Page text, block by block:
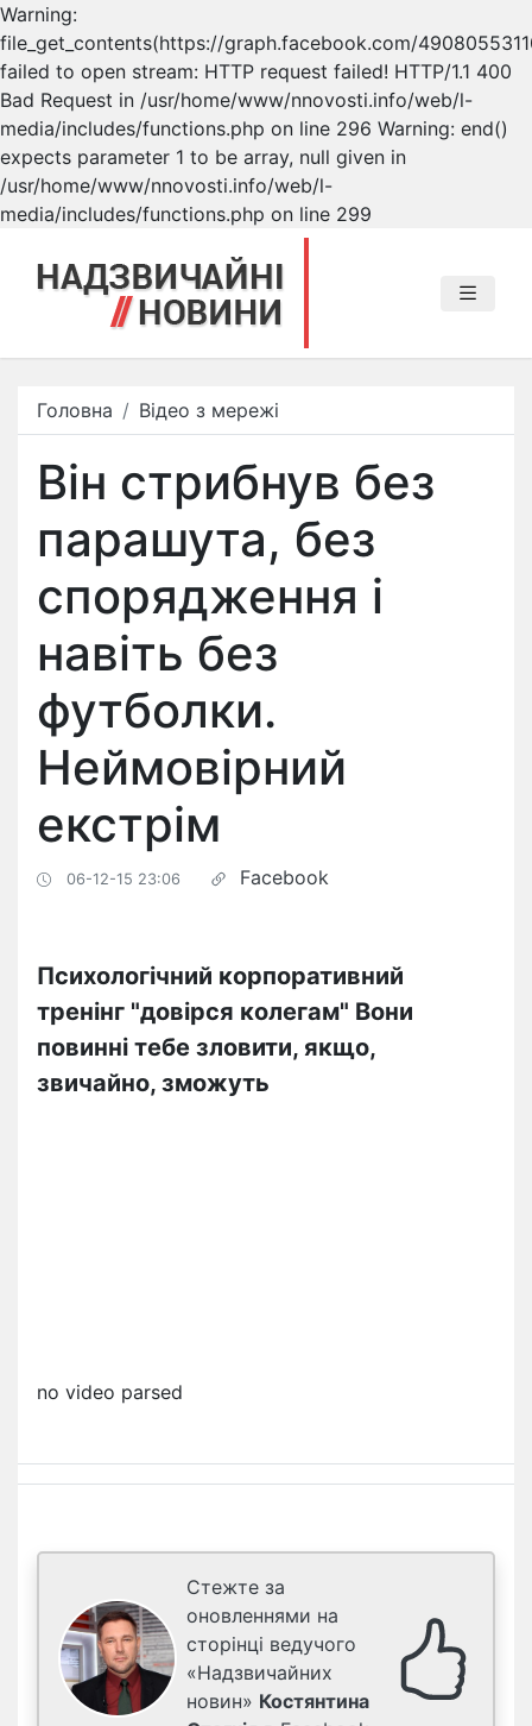
Warning:
file_get_contents(https://graph.facebook.com/
failed to open stream: HTTP request failed! HTTP/1.1 400
Bad Request in /usr/home/www/nnovosti.info/web/l-
media/includes/functions.php on line 296 Warning: end()
expects parameter 1 to be array, null given in
/usr/home/www/nnovosti.info/web/l-
media/includes/functions.php on line 299
Головна Відео з мережі
Він стрибнув без
парашута, без
спорядження і
навіть без
футболки.
Неймовірний
екстрім
06-12-15 23:06 Facebook
Психологічний корпоративний
тренінг "довірся колегам" Вони
повинні тебе зловити, якщо,
звичайно, зможуть
no video parsed
Стежте за
оновленнями на
сторінці ведучого
«Надзвичайних
новин» Костянтина